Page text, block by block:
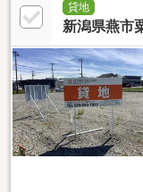
貸地
新潟県燕市